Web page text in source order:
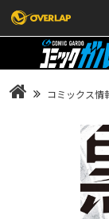
コミッ
LiQulle
ポケットモ
アニメ
ゲーム
企業
会社概要
採用情報
アクセス
オーバーラ
コミックス情